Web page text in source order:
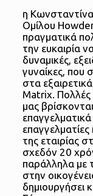
η
Ομίλου
πραγματικά
την ευκαιρία
δυναμικές,
γυναίκες, που
στα
Matrix. Πολλές
μας
επαγγελματίες
της εταιρίας
σχεδόν 20
παράλληλα με
στην
δημιουργήσει